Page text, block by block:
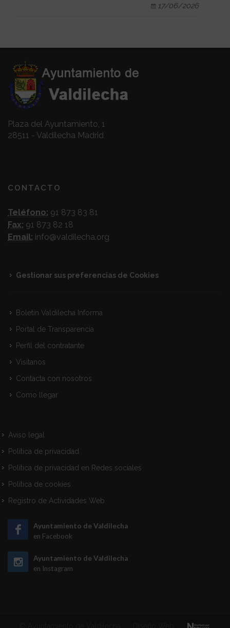
17/06/2026
Plaza del Ayuntamiento, 1
28511 - Valdilecha Madrid
CONTACTO
Teléfono: 91 873 83 81
Fax: 91 873 82 18
Email: info@valdilecha.org
Gestionar sus preferencias de Cookies
Boletín Valdilecha Informa
Portal de Transparencia
Perfil del contratante
Visitanos
Contacta con nosotros
Como llegar
Aviso legal
Política de privacidad
Política de privacidad en Redes sociales
Política de cookies
Registro de Actividades Web
Ayuntamiento de Valdilecha
en Facebook
Ayuntamiento de Valdilecha
en Instagram